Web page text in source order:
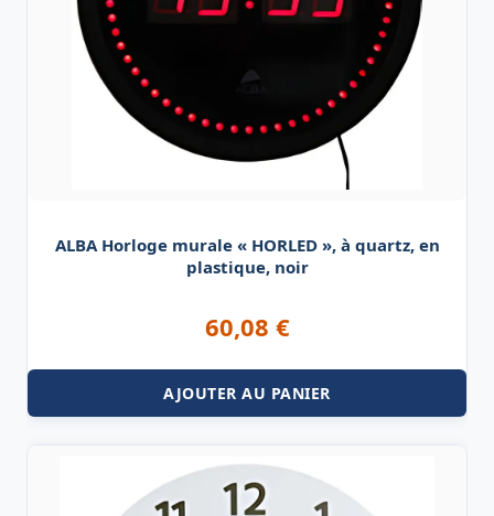
ALBA Horloge murale « HORLED », à quartz, en
plastique, noir
60,08 €
AJOUTER AU PANIER